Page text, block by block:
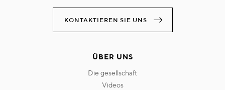
KONTAKTIEREN SIE UNS
ÜBER UNS
die gesellschaft
videos